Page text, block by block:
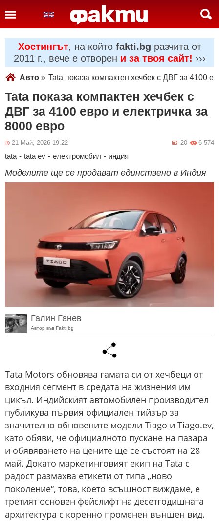
Хостингът, на който fakti.bg разчита от
2011 г., вече е отворен и за твоя сайт! ›››
Авто » Tata показа компактен хечбек с ДВГ за 4100
Tata показа компактен хечбек с
ДВГ за 4100 евро и електричка за
8000 евро
21 Май, 2026 19:22 6 574
20
tata - tata ev - електромобил - индия
Моделите ще се продават единствено в Индия
Галин Ганев
Автор във Fakti.bg
Tata Motors обновява гамата си от хечбеци от
входния сегмент в средата на жизнения им
цикъл. Индийският автомобилен производител
публикува първия официален тийзър за
значително обновените модели Tiago и Tiago.ev,
като обяви, че официалното пускане на пазара
и обявяването на цените ще се състоят на 28
май. Докато маркетинговият екип на Tata с
радост размахва етикети от типа „ново
поколение“, това, което всъщност виждаме, е
третият основен фейслифт на десетгодишната
архитектура с коренно променен външен вид.